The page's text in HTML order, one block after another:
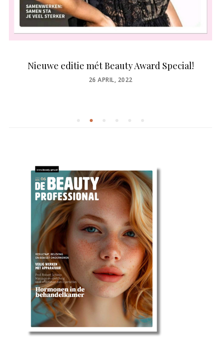
Nieuwe editie mét Beauty Award Special!
POSTED
26 APRIL, 2022